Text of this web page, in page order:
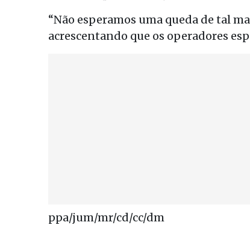
“Não esperamos uma queda de tal
acrescentando que os operadores
ppa/jum/mr/cd/cc/dm